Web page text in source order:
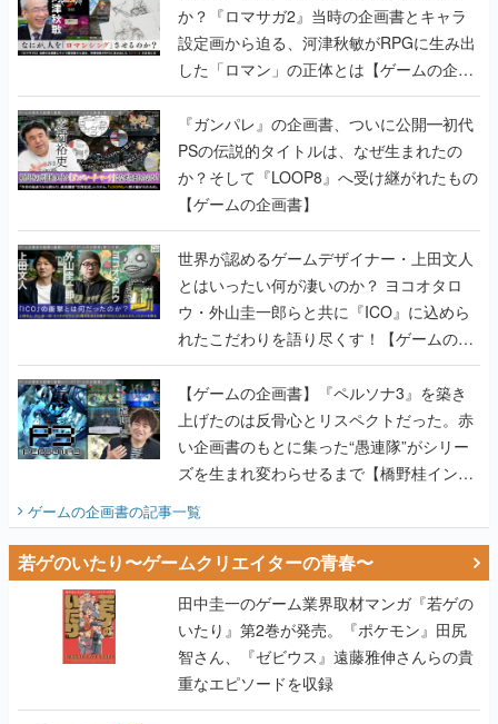
か？『ロマサガ2』当時の企画書とキャラ
設定画から迫る、河津秋敏がRPGに生み出
した「ロマン」の正体とは【ゲームの企画
書】
『ガンパレ』の企画書、ついに公開━初代
PSの伝説的タイトルは、なぜ生まれたの
か？そして『LOOP8』へ受け継がれたもの
【ゲームの企画書】
世界が認めるゲームデザイナー・上田文人
とはいったい何が凄いのか？ ヨコオタロ
ウ・外山圭一郎らと共に『ICO』に込めら
れたこだわりを語り尽くす！【ゲームの企
画書】
【ゲームの企画書】『ペルソナ3』を築き
上げたのは反骨心とリスペクトだった。赤
い企画書のもとに集った“愚連隊”がシリー
ズを生まれ変わらせるまで【橋野桂インタ
ゲームの企画書の記事一覧
若ゲのいたり〜ゲームクリエイターの青春〜
田中圭一のゲーム業界取材マンガ『若ゲの
いたり』第2巻が発売。『ポケモン』田尻
智さん、『ゼビウス』遠藤雅伸さんらの貴
重なエピソードを収録